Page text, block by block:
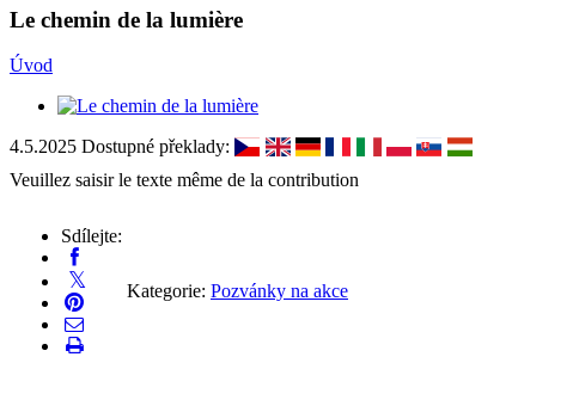
Le chemin de la lumière
Úvod
4.5.2025 Dostupné překlady:
Veuillez saisir le texte même de la contribution
Sdílejte:
Kategorie: Pozvánky na akce